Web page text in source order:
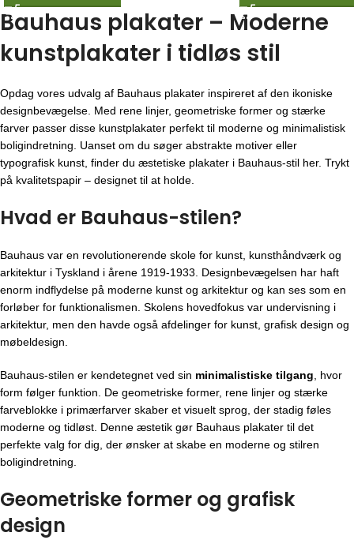
Bauhaus plakater – Moderne
kunstplakater i tidløs stil
Opdag vores udvalg af Bauhaus plakater inspireret af den ikoniske
designbevægelse. Med rene linjer, geometriske former og stærke
farver passer disse kunstplakater perfekt til moderne og minimalistisk
boligindretning. Uanset om du søger abstrakte motiver eller
typografisk kunst, finder du æstetiske plakater i Bauhaus-stil her. Trykt
på kvalitetspapir – designet til at holde.
Hvad er Bauhaus-stilen?
Bauhaus var en revolutionerende skole for kunst, kunsthåndværk og
arkitektur i Tyskland i årene 1919-1933. Designbevægelsen har haft
enorm indflydelse på moderne kunst og arkitektur og kan ses som en
forløber for funktionalismen. Skolens hovedfokus var undervisning i
arkitektur, men den havde også afdelinger for kunst, grafisk design og
møbeldesign.
Bauhaus-stilen er kendetegnet ved sin minimalistiske tilgang , hvor
form følger funktion. De geometriske former, rene linjer og stærke
farveblokke i primærfarver skaber et visuelt sprog, der stadig føles
moderne og tidløst. Denne æstetik gør Bauhaus plakater til det
perfekte valg for dig, der ønsker at skabe en moderne og stilren
boligindretning.
Geometriske former og grafisk
design